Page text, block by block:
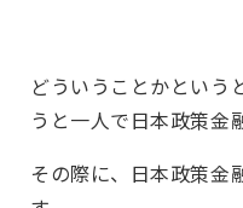
どういうことかという
うと一人で日本政策金
その際に、日本政策金